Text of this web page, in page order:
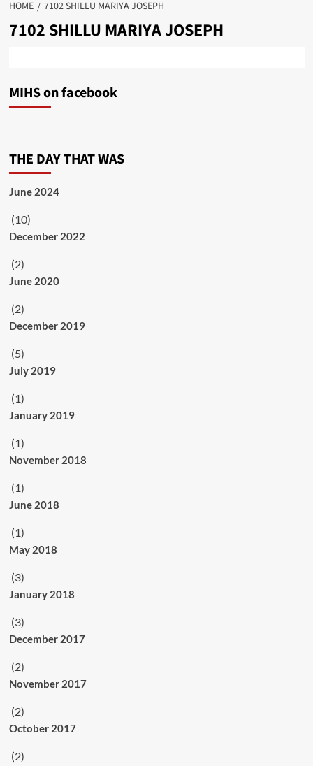
HOME 7102 SHILLU MARIYA JOSEPH
7102 SHILLU MARIYA JOSEPH
MIHS on facebook
THE DAY THAT WAS
June 2024
(10)
December 2022
(2)
June 2020
(2)
December 2019
(5)
July 2019
(1)
January 2019
(1)
November 2018
(1)
June 2018
(1)
May 2018
(3)
January 2018
(3)
December 2017
(2)
November 2017
(2)
October 2017
(2)